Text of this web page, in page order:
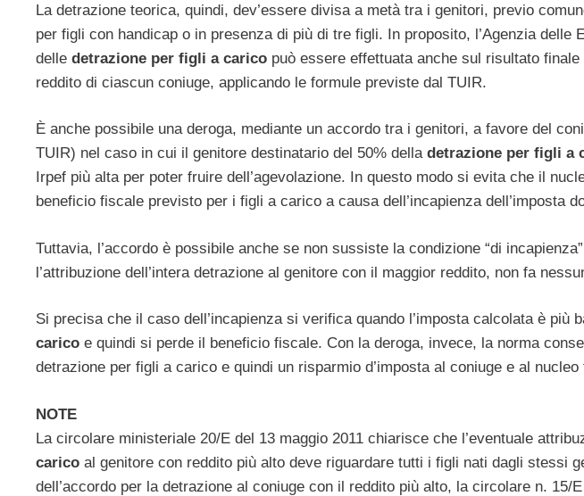
La detrazione teorica, quindi, dev’essere divisa a metà tra i genitori, previo
per figli con handicap o in presenza di più di tre figli. In proposito, l’Agenzia delle
delle detrazione per figli a carico può essere effettuata anche sul risultato
reddito di ciascun coniuge, applicando le formule previste dal TUIR.
È anche possibile una deroga, mediante un accordo tra i genitori, a favore del
TUIR) nel caso in cui il genitore destinatario del 50% della detrazione per figli a
Irpef più alta per poter fruire dell’agevolazione. In questo modo si evita che il
beneficio fiscale previsto per i figli a carico a causa dell’incapienza dell’imposta
Tuttavia, l’accordo è possibile anche se non sussiste la condizione “di
l’attribuzione dell’intera detrazione al genitore con il maggior reddito, non fa
Si precisa che il caso dell’incapienza si verifica quando l’imposta calcolata è più
carico e quindi si perde il beneficio fiscale. Con la deroga, invece, la norma
detrazione per figli a carico e quindi un risparmio d’imposta al coniuge e al nucleo
NOTE
La circolare ministeriale 20/E del 13 maggio 2011 chiarisce che l’eventuale
carico al genitore con reddito più alto deve riguardare tutti i figli nati dagli stessi
dell’accordo per la detrazione al coniuge con il reddito più alto, la circolare n. 15/